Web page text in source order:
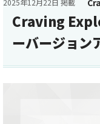
2025年12月22日 掲載
Craving
ーバージョン